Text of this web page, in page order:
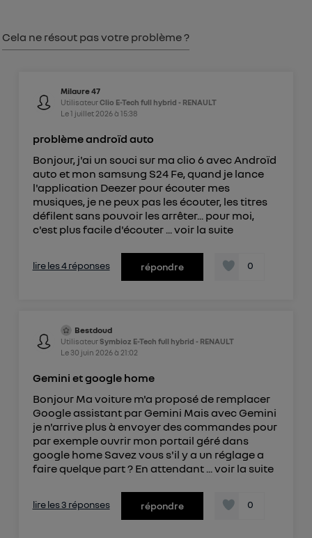
Cela ne résout pas votre problème ?
Milaure 47
UtilisateurClio E-Tech full hybrid - RENAULT
Le1 juillet 2026à 15:38
problème androïd auto
Bonjour, j'ai un souci sur ma clio 6 avec Androïd
auto et mon samsung S24 Fe, quand je lance
l'application Deezer pour écouter mes
musiques, je ne peux pas les écouter, les titres
défilent sans pouvoir les arrêter... pour moi,
c'est plus facile d'écouter ... voir la suite
lire les 4 réponses répondre 0
Bestdoud
UtilisateurSymbioz E-Tech full hybrid - RENAULT
Le 30 juin 2026à 21:02
Gemini et google home
Bonjour Ma voiture m'a proposé de remplacer
Google assistant par Gemini Mais avec Gemini
je n'arrive plus à envoyer des commandes pour
par exemple ouvrir mon portail géré dans
google home Savez vous s'il y a un réglage a
faire quelque part ? En attendant ... voir la suite
lire les 3 réponses répondre 0
Pour plus d'informations, veuillez consulter
Politique d'information sur les données